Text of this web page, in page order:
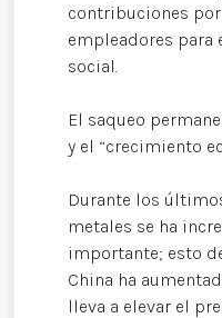
contribuciones
empleadores para
social.
El saqueo
y el “crecimiento
Durante los
metales se ha
importante; esto
China ha
lleva a elevar el